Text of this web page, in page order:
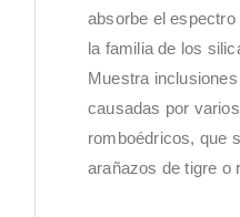
absorbe el
la familia de los
Muestra
causadas por
romboédricos, que
arañazos de tigre o